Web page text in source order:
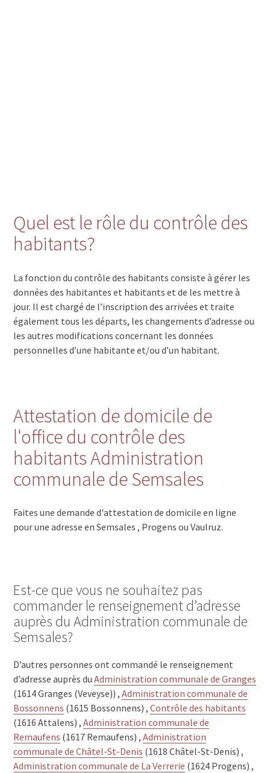
Quel est le rôle du contrôle des
habitants?
La fonction du contrôle des habitants consiste à gérer les
données des habitantes et habitants et de les mettre à
jour. Il est chargé de l’inscription des arrivées et traite
également tous les départs, les changements d’adresse ou
les autres modifications concernant les données
personnelles d’une habitante et/ou d’un habitant.
Attestation de domicile de
l'office du contrôle des
habitants Administration
communale de Semsales
Faites une demande d'attestation de domicile en ligne
pour une adresse en Semsales , Progens ou Vaulruz.
Est-ce que vous ne souhaitez pas
commander le renseignement d’adresse
auprès du Administration communale de
Semsales?
D’autres personnes ont commandé le renseignement
d’adresse auprès duAdministration communale de Granges
(1614 Granges (Veveyse)) ,Administration communale de
Bossonnens (1615 Bossonnens) ,Contrôle des habitants
(1616 Attalens) ,Administration communale de
Remaufens (1617 Remaufens) ,Administration
communale de Châtel-St-Denis (1618 Châtel-St-Denis) ,
Administration communale de La Verrerie (1624 Progens) ,